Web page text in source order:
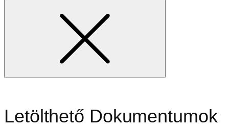
Letölthető Dokumentumok